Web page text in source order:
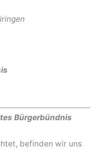
Bürgerbündnis
befinden wir uns